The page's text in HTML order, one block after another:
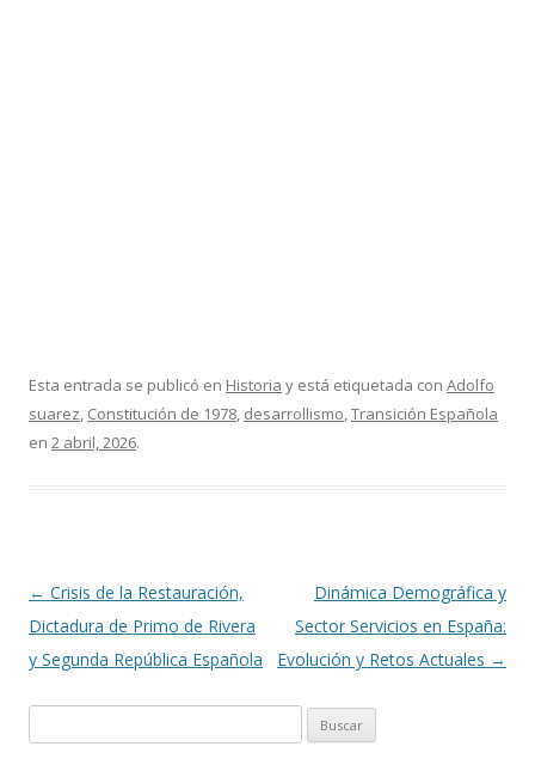
Esta entrada se publicó en Historia y está etiquetada con Adolfo
suarez, Constitución de 1978, desarrollismo,Transición Española
en 2 abril, 2026.
Navegación
de
entradas
← Crisis de la Restauración,
Dictadura de Primo de Rivera
y Segunda República Española
Dinámica Demográfica y
Sector Servicios en España:
Evolución y Retos Actuales →